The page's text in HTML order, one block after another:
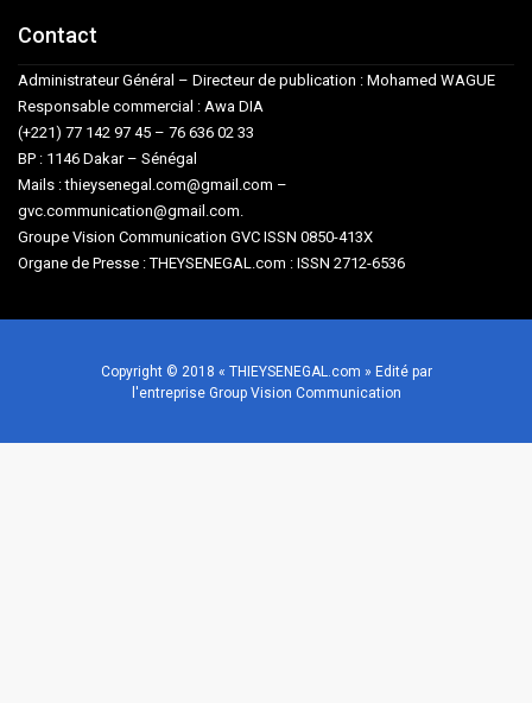
Contact
Administrateur Général – Directeur de publication : Mohamed WAGUE
Responsable commercial : Awa DIA
(+221) 77 142 97 45 – 76 636 02 33
BP : 1146 Dakar – Sénégal
Mails : thieysenegal.com@gmail.com –
gvc.communication@gmail.com.
Groupe Vision Communication GVC ISSN 0850-413X
Organe de Presse : THEYSENEGAL.com : ISSN 2712-6536
Copyright © 2018 « THIEYSENEGAL.com » Edité par
l'entreprise Group Vision Communication